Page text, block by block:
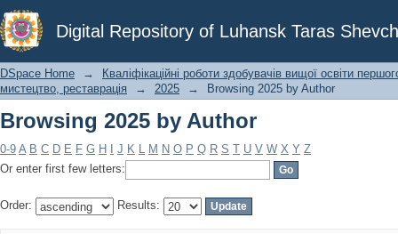
Digital Repository of Luhansk Taras
Browsing 2025 by Author
DSpace Home →
Кваліфікаційні роботи здобувачів вищої освіти
мистецтво, реставрація
→ 2025 → Browsing 2025 by Author
Browsing 2025 by Author
0-9 A B C D E F G H J K L M N O P Q R S T U V W X Y Z
Or enter first few letters:
Order: Results: